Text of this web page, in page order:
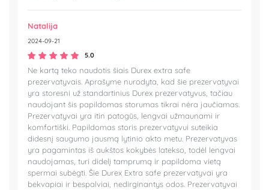
Natalija
2024-09-21
5.0
Ne kartą teko naudotis šiais Durex extra safe
prezervatyvais. Aprašyme nurodyta, kad šie prezervatyvai
yra storesni už standartinius Durex prezervatyvus, tačiau
naudojant šis papildomas storumas tikrai nėra jaučiamas.
Prezervatyvai yra itin patogūs, lengvai užmaunami ir
komfortiški. Papildomas storis prezervatyvui suteikia
didesnį saugumo jausmą lytinio akto metu. Prezervatyvas
yra pagamintas iš aukštos kokybės latekso, todėl lengvai
naudojamas, turi didelį tamprumą ir papildoma vietą
spermai subėgti. Šie Durex Extra safe prezervatyvai yra
bekvapiai ir bespalviai, nedirginantys odos. Prezervatyvai